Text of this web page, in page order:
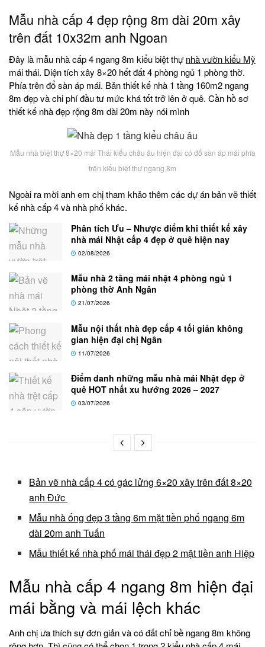
Mẫu nhà cấp 4 đẹp rộng 8m dài 20m xây
trên đất 10x32m anh Ngoan
Đây là mẫu nhà cấp 4 ngang 8m kiểu biệt thự nhà vườn kiểu Mỹ
mái thái. Diện tích xây 8×20 hết đất 4 phòng ngủ 1 phòng thờ.
Phía trên đổ sàn áp mái. Bản thiết kế nhà 1 tầng 160m2 ngang
8m đẹp và chi phí đầu tư mức khá tốt trở lên ở quê. Cần hồ sơ
thiết kế nhà đẹp rộng 8m dài 20m này nói mình
Mẫu nhà biệt thự 8×20 mái Thái kiểu châu âu hiện đại có đổ sàn áp mái phía
trên kiểu biệt thự ngang 8m
Ngoài ra mời anh em chị tham khảo thêm các dự án bản vẽ thiết
kế nhà cấp 4 và nhà phố khác.
Phân tích Ưu – Nhược điểm khi thiết kế xây
nhà mái Nhật cấp 4 đẹp ở quê hiện nay
02/08/2026
Mẫu nhà 2 tầng mái nhật 4 phòng ngủ 1
phòng thờ Anh Ngân
21/07/2026
Mẫu nội thất nhà đẹp cấp 4 tối giản không
gian hiện đại chị Ngân
11/07/2026
Điểm danh những mẫu nhà mái Nhật đẹp ở
quê HOT nhất xu hướng 2026 – 2027
03/07/2026
Bản vẽ nhà cấp 4 có gác lửng 6×20 xây trên đất 8×20
anh Đức
Mẫu nhà ống đẹp 3 tầng 6m mặt tiền phố ngang 6m
dài 20m anh Tuấn
Mẫu thiết kế nhà phố mái thái đẹp 2 mặt tiền anh Hiệp
Mẫu nhà cấp 4 ngang 8m hiện đại
mái bằng và mái lệch khác
Anh chị ưa thích sự đơn giản và có đất chỉ bề ngang 8m không